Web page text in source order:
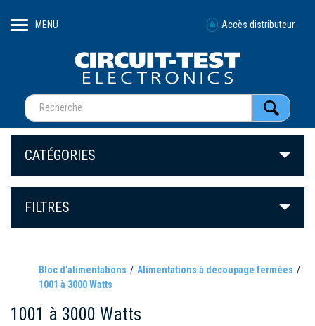
MENU Accès distributeur
CATÉGORIES
FILTRES
Bloc d'alimentations
Alimentations à découpage fermées
1001 à 3000 Watts
1001 à 3000 Watts